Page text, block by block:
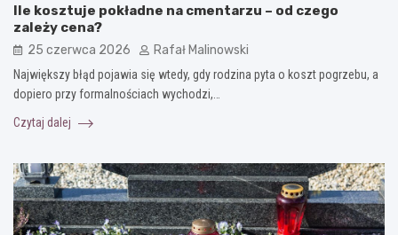
Ile kosztuje pokładne na cmentarzu – od czego
zależy cena?
25 czerwca 2026 Rafał Malinowski
Największy błąd pojawia się wtedy, gdy rodzina pyta o koszt pogrzebu, a
dopiero przy formalnościach wychodzi,…
Czytaj dalej